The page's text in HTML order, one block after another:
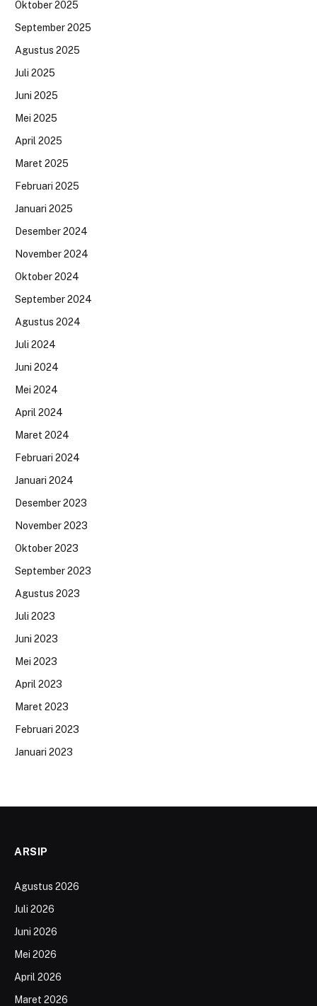
Oktober 2025
September 2025
Agustus 2025
Juli 2025
Juni 2025
Mei 2025
April 2025
Maret 2025
Februari 2025
Januari 2025
Desember 2024
November 2024
Oktober 2024
September 2024
Agustus 2024
Juli 2024
Juni 2024
Mei 2024
April 2024
Maret 2024
Februari 2024
Januari 2024
Desember 2023
November 2023
Oktober 2023
September 2023
Agustus 2023
Juli 2023
Juni 2023
Mei 2023
April 2023
Maret 2023
Februari 2023
Januari 2023
ARSIP
Agustus 2026
Juli 2026
Juni 2026
Mei 2026
April 2026
Maret 2026